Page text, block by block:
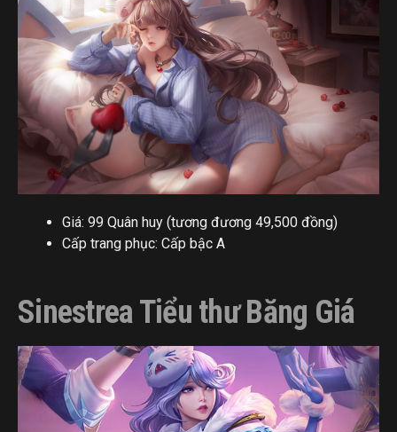
Giá: 99 Quân huy (tương đương 49,500 đồng)
Cấp trang phục: Cấp bậc A
Sinestrea Tiểu thư Băng Giá